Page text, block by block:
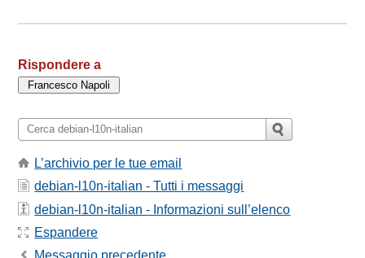
Rispondere a
L’archivio per le tue email
debian-l10n-italian - Tutti i messaggi
debian-l10n-italian - Informazioni sull’elenco
Espandere